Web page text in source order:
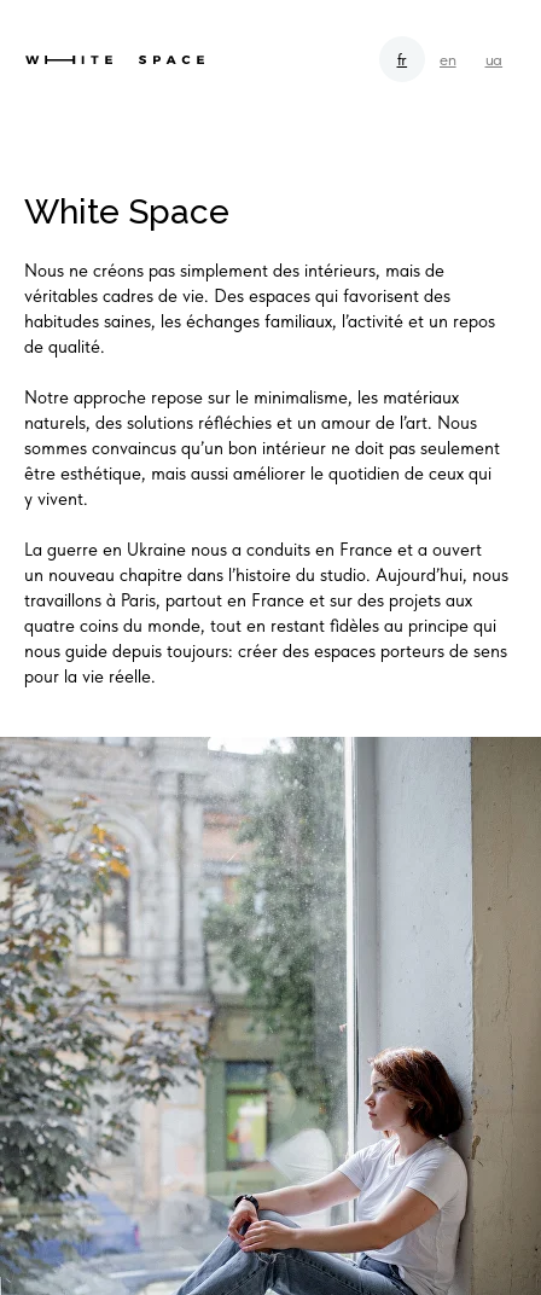
fr en ua
White Space
Nous ne créons pas simplement des intérieurs, mais de
véritables cadres de vie. Des espaces qui favorisent des
habitudes saines, les échanges familiaux, l’activité et un repos
de qualité.
Notre approche repose sur le minimalisme, les matériaux
naturels, des solutions réfléchies et un amour de l’art. Nous
sommes convaincus qu’un bon intérieur ne doit pas seulement
être esthétique, mais aussi améliorer le quotidien de ceux qui
y vivent.
La guerre en Ukraine nous a conduits en France et a ouvert
un nouveau chapitre dans l’histoire du studio. Aujourd’hui, nous
travaillons à Paris, partout en France et sur des projets aux
quatre coins du monde, tout en restant fidèles au principe qui
nous guide depuis toujours: créer des espaces porteurs de sens
pour la vie réelle.